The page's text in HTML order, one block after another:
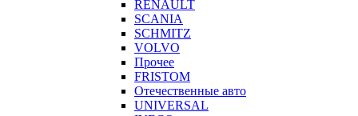
RENAULT
SCANIA
SCHMITZ
VOLVO
Прочее
FRISTOM
Отечественные авто
UNIVERSAL